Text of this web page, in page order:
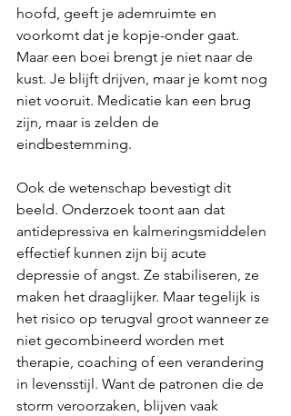
hoofd, geeft je ademruimte en
voorkomt dat je kopje-onder gaat.
Maar een boei brengt je niet naar de
kust. Je blijft drijven, maar je komt nog
niet vooruit. Medicatie kan een brug
zijn, maar is zelden de
eindbestemming.
Ook de wetenschap bevestigt dit
beeld. Onderzoek toont aan dat
antidepressiva en kalmeringsmiddelen
effectief kunnen zijn bij acute
depressie of angst. Ze stabiliseren, ze
maken het draaglijker. Maar tegelijk is
het risico op terugval groot wanneer ze
niet gecombineerd worden met
therapie, coaching of een verandering
in levensstijl. Want de patronen die de
storm veroorzaken, blijven vaak